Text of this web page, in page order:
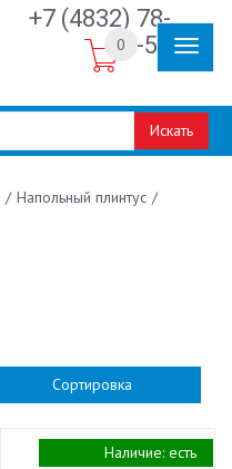
+7 (4832) 78-
30-50
Искать
0
/ Напольный плинтус /
Сортировка
Наличие: есть